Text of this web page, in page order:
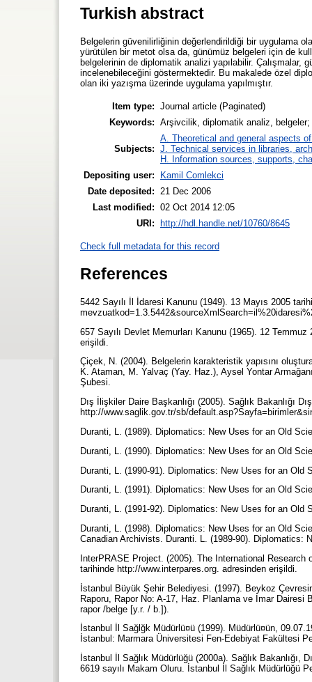
Turkish abstract
Belgelerin güvenilirliğinin değerlendirildiği bir uygulama
yürütülen bir metot olsa da, günümüz belgeleri için de
belgelerinin de diplomatik analizi yapılabilir. Çalışmalar,
incelenebileceğini göstermektedir. Bu makalede özel
olan iki yazışma üzerinde uygulama yapılmıştır.
Item type: Journal article (Paginated)
Keywords: Arşivcilik, diplomatik analiz,
Subjects:
A. Theoretical and general aspects
J. Technical services in libraries,
H. Information sources, supports,
Depositing user:
Kamil Comlekci
Date deposited:
21 Dec 2006
Last modified: 02 Oct 2014 12:05
URI:
http://hdl.handle.net/10760/8645
Check full metadata for this record
References
5442 Sayılı İl İdaresi Kanunu (1949). 13 Mayıs 2005
657 Sayılı Devlet Memurları Kanunu (1965). 12
erişildi.
Çiçek, N. (2004). Belgelerin karakteristik yapısını
K. Ataman, M. Yalvaç (Yay. Haz.), Aysel Yontar
Şubesi.
Dış İlişkiler Daire Başkanlığı (2005). Sağlık Bakanlığı
http://www.saglik.gov.tr/sb/
Duranti, L. (1989). Diplomatics: New Uses for an Old
Duranti, L. (1990). Diplomatics: New Uses for an Old
Duranti, L. (1990-91). Diplomatics: New Uses for an
Duranti, L. (1991). Diplomatics: New Uses for an Old
Duranti, L. (1991-92). Diplomatics: New Uses for an
Duranti, L. (1998). Diplomatics: New Uses for an Old
Canadian Archivists. Duranti. L. (1989-90).
InterPRASE Project. (2005). The International
tarihinde http://www.interpares.org. adresinden erişildi.
İstanbul Büyük Şehir Belediyesi. (1997). Beykoz
Raporu, Rapor No: A-17, Haz. Planlama ve İmar Dairesi
rapor /belge [y.r. / b.]).
İstanbul İl Sağlğk Müdürlü¤ü (1999). Müdürlü¤ün,
İstanbul: Marmara Üniversitesi Fen-Edebiyat Fakültesi
İstanbul İl Sağlık Müdürlüğü (2000a). Sağlık Bakanlığı,
6619 sayılı Makam Oluru. İstanbul İl Sağlık Müdürlüğü